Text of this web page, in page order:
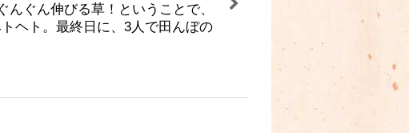
ぐん伸びる草！ということで、
ヘト。最終日に、3人で田んぼの